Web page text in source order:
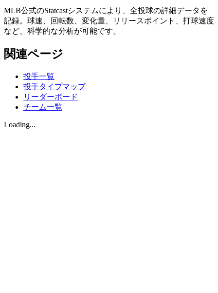
MLB公式のStatcastシステムにより、全投球の詳細データを
記録。球速、回転数、変化量、リリースポイント、打球速度
など、科学的な分析が可能です。
関連ページ
投手一覧
投手タイプマップ
リーダーボード
チーム一覧
Loading...